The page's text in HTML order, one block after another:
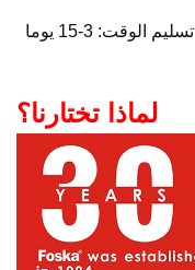
تسليم الوقت: 3-15 يوما
لماذا تختارنا؟